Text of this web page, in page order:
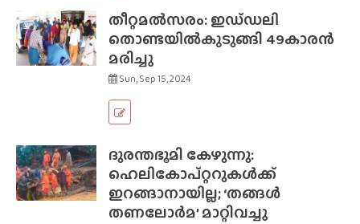
തീറ്റമൽസരം: ഇഡ്‌ഡലി
തൊണ്ടയിൽകുടുങ്ങി 49കാരൻ
മരിച്ചു
Sun, Sep 15, 2024
ദുരന്തഭൂമി കേഴുന്നു:
ഹെലികോപ്‌റ്ററുകൾക്ക്
ഇറങ്ങാനായില്ല; ‘തങ്ങൾ
തണലോർമ’ മാറ്റിവച്ചു